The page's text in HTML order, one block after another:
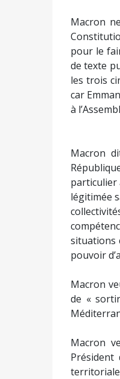
Macron
pour le
de texte
les trois
car
à
Macron
particulier
légitimée
situations
pouvoir
Macron
de «
Macron